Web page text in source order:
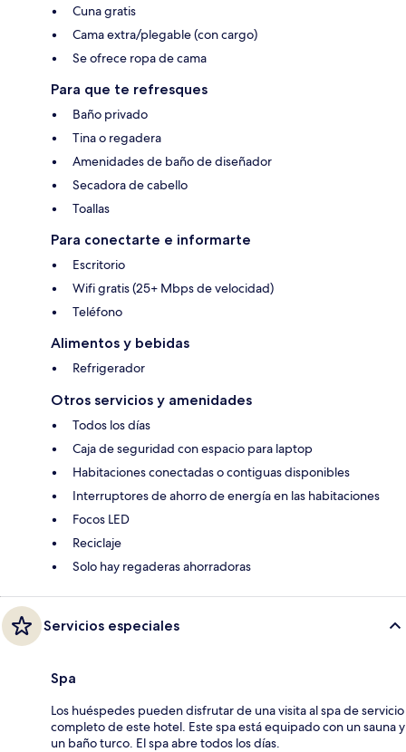
Cuna gratis
Cama extra/plegable (con cargo)
Se ofrece ropa de cama
Para que te refresques
Baño privado
Tina o regadera
Amenidades de baño de diseñador
Secadora de cabello
Toallas
Para conectarte e informarte
Escritorio
Wifi gratis (25+ Mbps de velocidad)
Teléfono
Alimentos y bebidas
Refrigerador
Otros servicios y amenidades
Todos los días
Caja de seguridad con espacio para laptop
Habitaciones conectadas o contiguas disponibles
Interruptores de ahorro de energía en las habitaciones
Focos LED
Reciclaje
Solo hay regaderas ahorradoras
Servicios especiales
Spa
Los huéspedes pueden disfrutar de una visita al spa de servicio
completo de este hotel. Este spa está equipado con un sauna y
un baño turco. El spa abre todos los días.